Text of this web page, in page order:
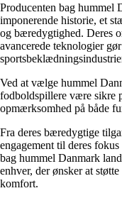
Producenten bag hummel
imponerende historie, et
og bæredygtighed. Deres
avancerede teknologier
Ved at vælge hummel
fodboldspillere være sikre
opmærksomhed på både
Fra deres bæredygtige
engagement til deres
bag hummel Danmark
enhver, der ønsker at
komfort.